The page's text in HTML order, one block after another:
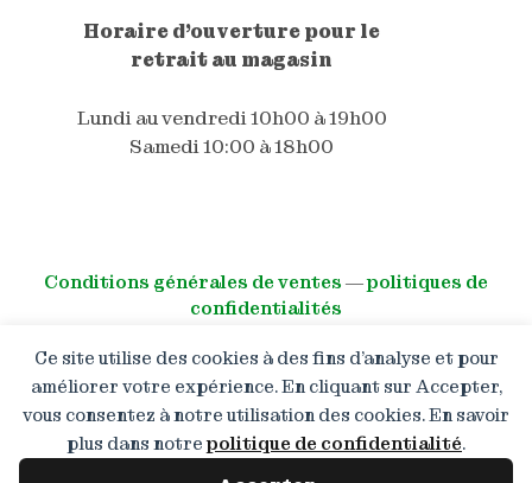
Ce site utilise des cookies à des fins d’analyse et pour
améliorer votre expérience. En cliquant sur Accepter,
vous consentez à notre utilisation des cookies. En savoir
plus dans notrepolitique de confidentialité.
Horaire d'ouverture pour le
retrait au magasin
Lundi au vendredi 10h00 à 19h00
Samedi 10:00 à 18h00
Conditions générales de ventes ―politiques de
confidentialités
© All right reserved
Boutique en congé : Les
commandes restent ouvertes
mais les expéditions reprendront